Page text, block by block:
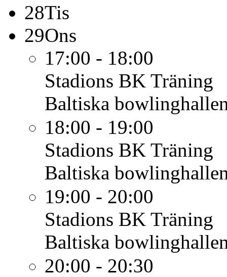
28Tis
29Ons
17:00 - 18:00
Stadions BK Träning
Baltiska
18:00 - 19:00
Stadions BK Träning
Baltiska
19:00 - 20:00
Stadions BK Träning
Baltiska
20:00 - 20:30